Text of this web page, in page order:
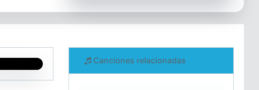
Canciones relacionadas